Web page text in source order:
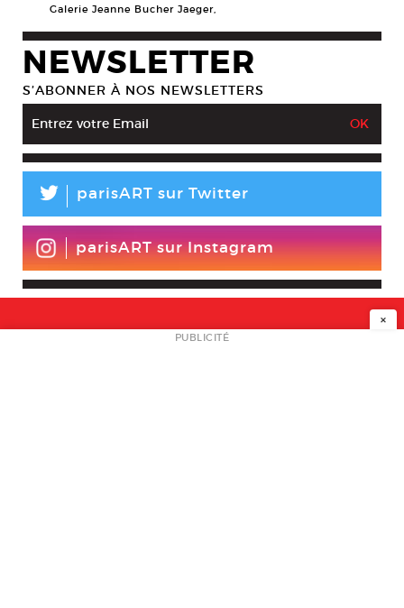
Galerie Jeanne Bucher Jaeger,
NEWSLETTER
S’ABONNER À NOS NEWSLETTERS
L parisART sur Twitter
parisART sur Instagram
NEWSLETTER
×
PUBLICITÉ